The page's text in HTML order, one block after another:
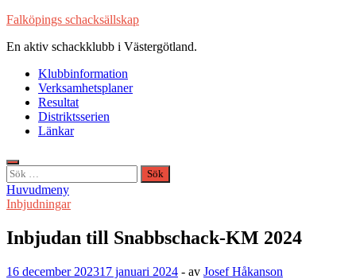
Hoppa
innehåll
Falköpings schacksällskap
En aktiv schackklubb i Västergötland.
Klubbinformation
Verksamhetsplaner
Resultat
Distriktsserien
Länkar
Sök
efter:
Huvudmeny
Inbjudningar
Inbjudan till Snabbschack-KM 2024
16 december 202317 januari 2024 - av Josef Håkanson